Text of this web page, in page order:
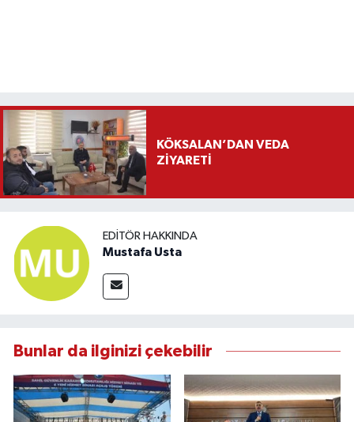
KÖKSALAN’DAN VEDA
ZİYARETİ
EDITÖR HAKKINDA
Mustafa Usta
Bunlar da ilginizi çekebilir